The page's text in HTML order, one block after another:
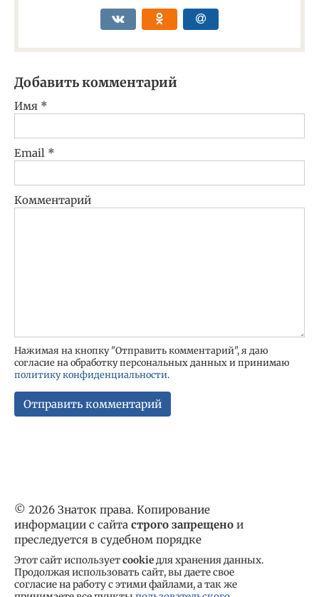
Добавить комментарий
Имя *
Email *
Комментарий
Нажимая на кнопку "Отправить комментарий", я даю
согласие на обработку персональных данных и принимаю
политику конфиденциальности.
© 2026 Знаток права. Копирование
информации с сайта строго запрещено и
преследуется в судебном порядке
Этот сайт используетcookieдля хранения данных.
Продолжая использовать сайт, вы даете свое
согласие на работу с этими файлами, а так же